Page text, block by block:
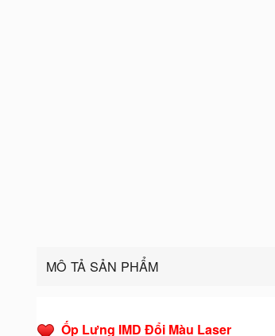
MÔ TẢ SẢN PHẨM
Ốp Lưng IMD Đổi Màu Laser